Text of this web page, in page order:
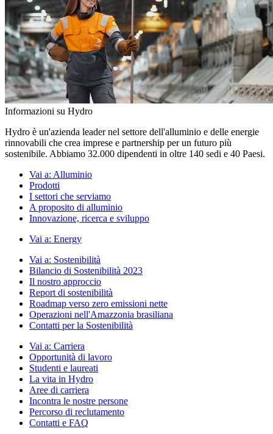
Informazioni su Hydro
Hydro è un'azienda leader nel settore dell'alluminio e delle energie
rinnovabili che crea imprese e partnership per un futuro più
sostenibile. Abbiamo 32.000 dipendenti in oltre 140 sedi e 40 Paesi.
Vai a: Alluminio
Prodotti
I settori che serviamo
A proposito di alluminio
Innovazione, ricerca e sviluppo
Vai a: Energy
Vai a: Sostenibilità
Bilancio di Sostenibilità 2023
Il nostro approccio
Report di sostenibilità
Roadmap verso zero emissioni nette
Operazioni nell'Amazzonia brasiliana
Contatti per la Sostenibilità
Vai a: Carriera
Opportunità di lavoro
Studenti e laureati
La vita in Hydro
Aree di carriera
Incontra le nostre persone
Percorso di reclutamento
Contatti e FAQ